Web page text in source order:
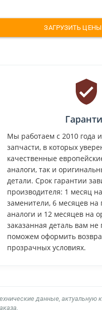
ЗАГРУЗИТЬ
Мы работаем с 2010 года
запчасти, в которых
качественные
аналоги, так и
детали. Срок гарантии
производителя: 1 месяц
заменители, 6 месяцев
аналоги и 12 месяцев на
заказанная деталь вам
поможем оформить
прозрачных условиях.
данные, актуальную